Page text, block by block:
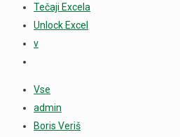
Tečaji Excela
Unlock Excel
v
Vse
admin
Boris Veriš